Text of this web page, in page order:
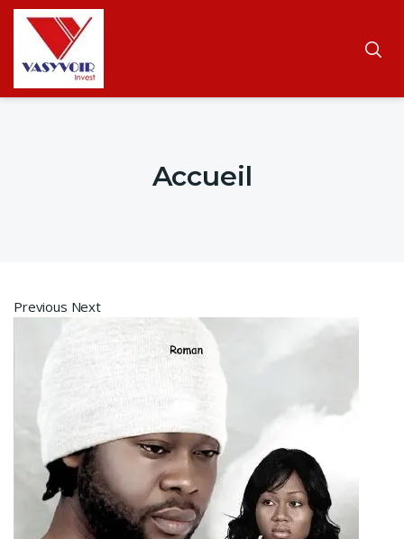
Accueil
Previous Next